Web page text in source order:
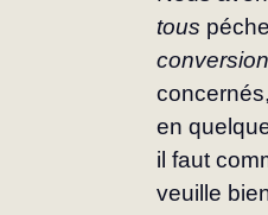
tous
conversion
en
il faut
veuille